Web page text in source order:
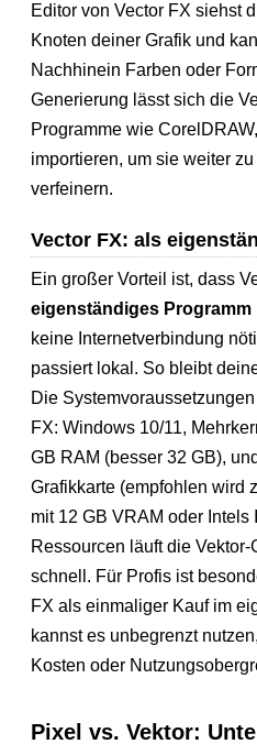
Editor von Vector FX siehst
Knoten deiner Grafik und
Nachhinein Farben oder
Generierung lässt sich die
Programme wie
importieren, um sie weiter
verfeinern.
Vector FX: als
Ein großer Vorteil ist, dass
eigenständiges Programm
keine Internetverbindung
passiert lokal. So bleibt
Die
FX: Windows 10/11,
GB RAM (besser 32 GB),
Grafikkarte (empfohlen wird
mit 12 GB VRAM oder Intels
Ressourcen läuft die
schnell. Für Profis ist
FX als einmaliger Kauf im
kannst es unbegrenzt
Kosten oder
Pixel vs. Vektor: